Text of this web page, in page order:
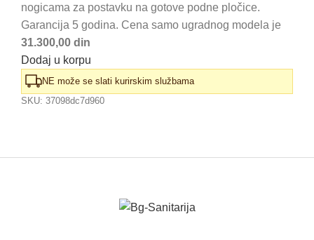
bila:
52.500,00 RSD.
46.200,00 RSD.
nogicama za postavku na gotove podne pločice.
Garancija 5 godina. Cena samo ugradnog modela je
31.300,00 din
Dodaj u korpu
NE može se slati kurirskim službama
SKU: 37098dc7d960